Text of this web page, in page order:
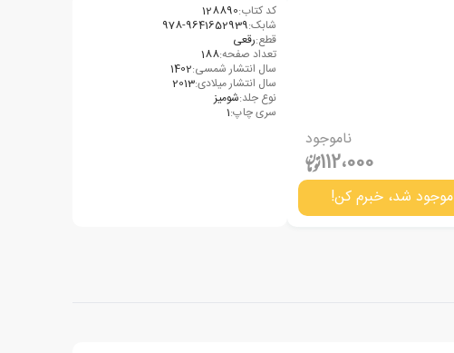
ناموجود
112،000
موجود شد، خبرم کن!
کد کتاب:128890
شابک:978-9641652939
قطع:رقعی
تعداد صفحه:188
سال انتشار شمسی:1402
سال انتشار میلادی:2013
نوع جلد:شومیز
سری چاپ:1